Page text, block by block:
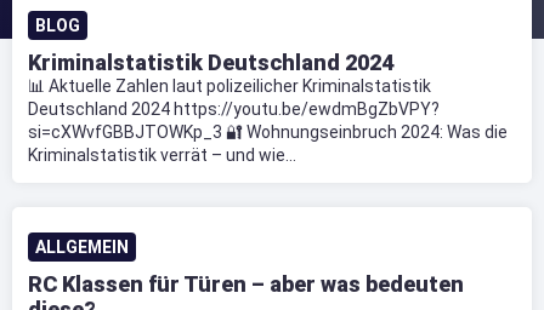
BLOG
Kriminalstatistik Deutschland 2024
📊 Aktuelle Zahlen laut polizeilicher Kriminalstatistik
Deutschland 2024 https://youtu.be/ewdmBgZbVPY?
si=cXWvfGBBJTOWKp_3 🔐 Wohnungseinbruch 2024: Was die
Kriminalstatistik verrät – und wie...
ALLGEMEIN
RC Klassen für Türen – aber was bedeuten